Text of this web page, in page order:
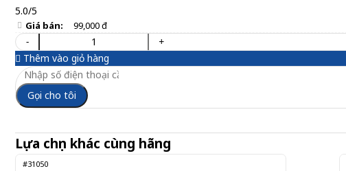
5.0/5
Giá bán: 99,000 đ
-
+
Thêm vào giỏ hàng
Gọi cho tôi
Lựa chọn khác cùng hãng
#31050